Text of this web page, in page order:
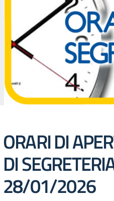
ORARI DI
DI
28/01/2026